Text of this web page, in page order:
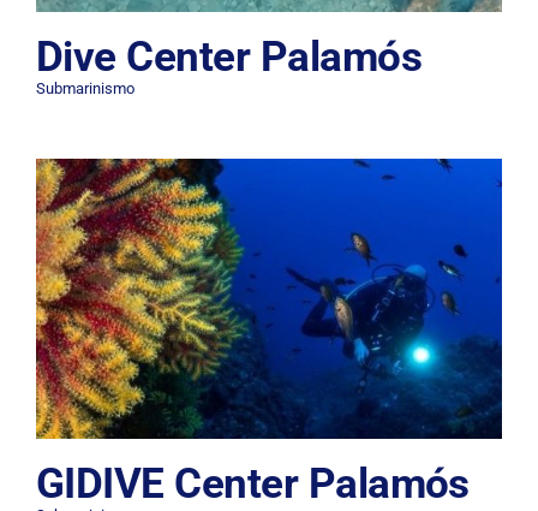
Dive Center Palamós
Submarinismo
GIDIVE Center Palamós